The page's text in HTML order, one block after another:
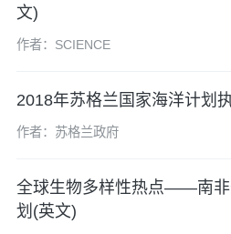
文)
作者：SCIENCE
2018年苏格兰国家海洋计划
作者：苏格兰政府
全球生物多样性热点——南非
划(英文)